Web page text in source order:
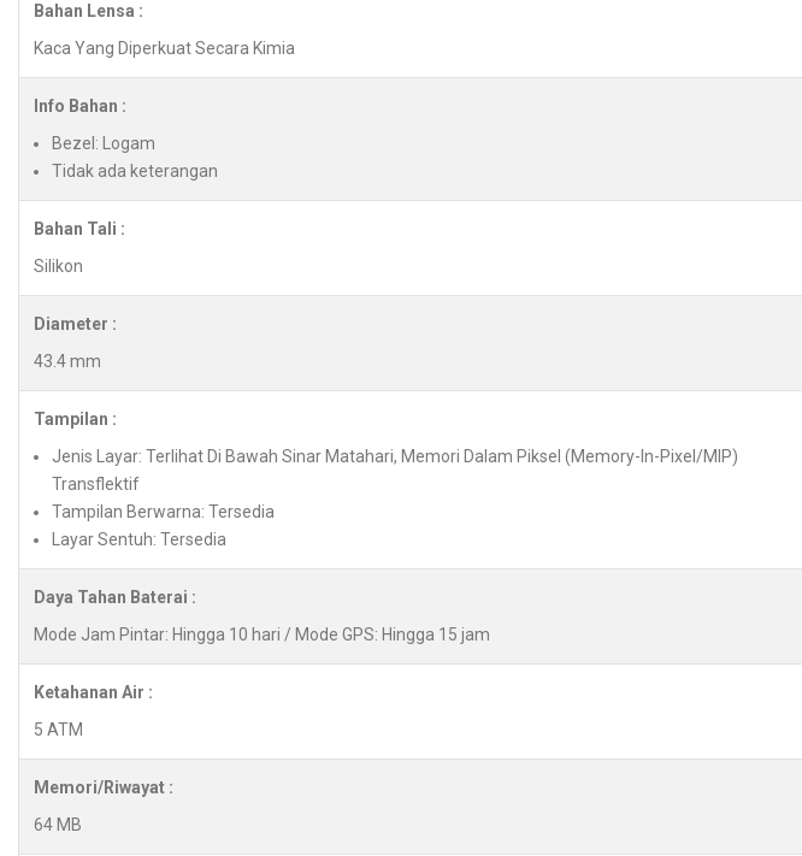
Bahan Lensa :
Kaca Yang Diperkuat Secara Kimia
Info Bahan :
Bezel: Logam
Tidak ada keterangan
Bahan Tali :
Silikon
Diameter :
43.4 mm
Tampilan :
Jenis Layar: Terlihat Di Bawah Sinar Matahari, Memori Dalam Piksel (Memory-In-Pixel/MIP)
Transflektif
Tampilan Berwarna: Tersedia
Layar Sentuh: Tersedia
Daya Tahan Baterai :
Mode Jam Pintar: Hingga 10 hari / Mode GPS: Hingga 15 jam
Ketahanan Air :
5 ATM
Memori/Riwayat :
64 MB